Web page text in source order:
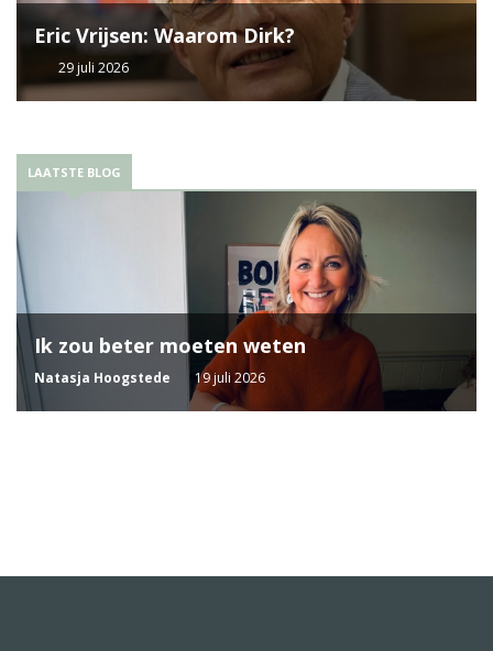
Eric Vrijsen: Waarom Dirk?
29 juli 2026
LAATSTE BLOG
Ik zou beter moeten weten
Natasja Hoogstede 19 juli 2026